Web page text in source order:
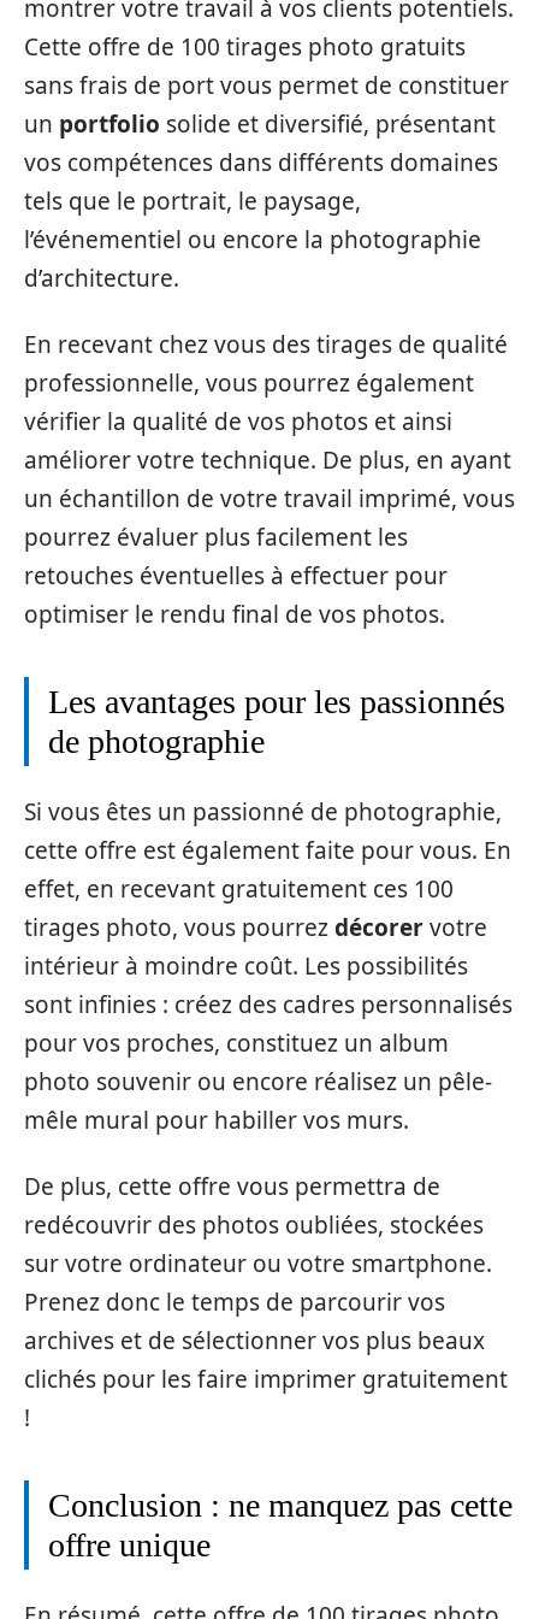
montrer votre travail à vos clients potentiels.
Cette offre de 100 tirages photo gratuits
sans frais de port vous permet de constituer
un portfolio solide et diversifié, présentant
vos compétences dans différents domaines
tels que le portrait, le paysage,
l’événementiel ou encore la photographie
d’architecture.
En recevant chez vous des tirages de qualité
professionnelle, vous pourrez également
vérifier la qualité de vos photos et ainsi
améliorer votre technique. De plus, en ayant
un échantillon de votre travail imprimé, vous
pourrez évaluer plus facilement les
retouches éventuelles à effectuer pour
optimiser le rendu final de vos photos.
Les avantages pour les passionnés
de photographie
Si vous êtes un passionné de photographie,
cette offre est également faite pour vous. En
effet, en recevant gratuitement ces 100
tirages photo, vous pourrezdécorervotre
intérieur à moindre coût. Les possibilités
sont infinies : créez des cadres personnalisés
pour vos proches, constituez un album
photo souvenir ou encore réalisez un pêle-
mêle mural pour habiller vos murs.
De plus, cette offre vous permettra de
redécouvrir des photos oubliées, stockées
sur votre ordinateur ou votre smartphone.
Prenez donc le temps de parcourir vos
archives et de sélectionner vos plus beaux
clichés pour les faire imprimer gratuitement
!
Conclusion : ne manquez pas cette
offre unique